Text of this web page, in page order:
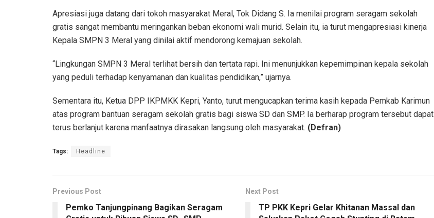
Apresiasi juga datang dari tokoh masyarakat Meral, Tok Didang S. Ia menilai program seragam sekolah
gratis sangat membantu meringankan beban ekonomi wali murid. Selain itu, ia turut mengapresiasi kinerja
Kepala SMPN 3 Meral yang dinilai aktif mendorong kemajuan sekolah.
“Lingkungan SMPN 3 Meral terlihat bersih dan tertata rapi. Ini menunjukkan kepemimpinan kepala sekolah
yang peduli terhadap kenyamanan dan kualitas pendidikan,” ujarnya.
Sementara itu, Ketua DPP IKPMKK Kepri, Yanto, turut mengucapkan terima kasih kepada Pemkab Karimun
atas program bantuan seragam sekolah gratis bagi siswa SD dan SMP. Ia berharap program tersebut dapat
terus berlanjut karena manfaatnya dirasakan langsung oleh masyarakat. (Defran)
Tags: Headline
Previous Post
Pemko Tanjungpinang Bagikan Seragam
Next Post
TP PKK Kepri Gelar Khitanan Massal dan